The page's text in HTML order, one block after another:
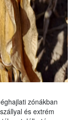
zónákban
és extrém